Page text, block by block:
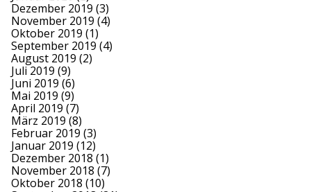
Dezember 2019 (3)
November 2019 (4)
Oktober 2019 (1)
September 2019 (4)
August 2019 (2)
Juli 2019 (9)
Juni 2019 (6)
Mai 2019 (9)
April 2019 (7)
März 2019 (8)
Februar 2019 (3)
Januar 2019 (12)
Dezember 2018 (1)
November 2018 (7)
Oktober 2018 (10)